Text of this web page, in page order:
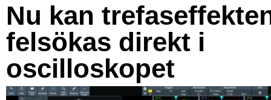
Nu kan
felsökas direkt i
oscilloskopet